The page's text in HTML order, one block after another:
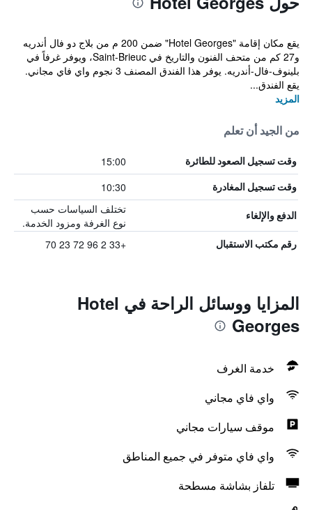
يقع مكان إقامة "Hotel Georges" ضمن 200 م من بلاج دو فال أندريه
و27 كم من متحف الفنون والتاريخ في Saint-Brieuc، ويوفر غرفاً في
بلينوف-فال-أندريه. يوفر هذا الفندق المصنف 3 نجوم واي فاي مجاني.
يقع الفندق...
المزيد
من الجيد أن تعلم
وقت تسجيل الصعود للطائرة 15:00
وقت تسجيل المغادرة 10:30
الدفع والإلغاء
تختلف السياسات حسب
نوع الغرفة ومزود الخدمة.
رقم مكتب الاستقبال +33 2 96 72 23 70
المزايا ووسائل الراحة في Hotel
Georges
خدمة الغرف
واي فاي مجاني
موقف سيارات مجاني
واي فاي متوفر في جميع المناطق
تلفاز بشاشة مسطحة